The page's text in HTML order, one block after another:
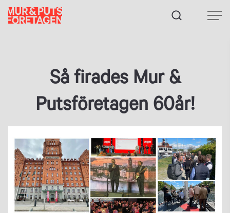
Fortsätt
till
Så firades Mur &
Putsföretagen 60år!